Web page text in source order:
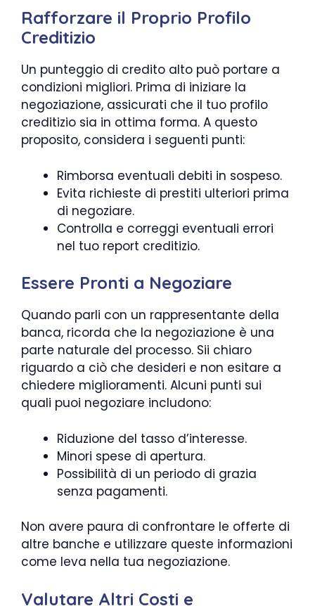
Rafforzare il Proprio Profilo
Creditizio
Un punteggio di credito alto può portare a
condizioni migliori. Prima di iniziare la
negoziazione, assicurati che il tuo profilo
creditizio sia in ottima forma. A questo
proposito, considera i seguenti punti:
Rimborsa eventuali debiti in sospeso.
Evita richieste di prestiti ulteriori prima
di negoziare.
Controlla e correggi eventuali errori
nel tuo report creditizio.
Essere Pronti a Negoziare
Quando parli con un rappresentante della
banca, ricorda che la negoziazione è una
parte naturale del processo. Sii chiaro
riguardo a ciò che desideri e non esitare a
chiedere miglioramenti. Alcuni punti sui
quali puoi negoziare includono:
Riduzione del tasso d’interesse.
Minori spese di apertura.
Possibilità di un periodo di grazia
senza pagamenti.
Non avere paura di confrontare le offerte di
altre banche e utilizzare queste informazioni
come leva nella tua negoziazione.
Valutare Altri Costi e